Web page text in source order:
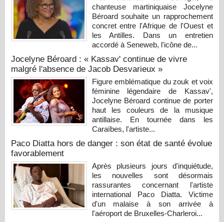
chanteuse martiniquaise Jocelyne
Béroard souhaite un rapprochement
concret entre l'Afrique de l'Ouest et
les Antilles. Dans un entretien
accordé à Seneweb, l'icône de...
Jocelyne Béroard : « Kassav' continue de vivre
malgré l'absence de Jacob Desvarieux »
Figure emblématique du zouk et voix
féminine légendaire de Kassav',
Jocelyne Béroard continue de porter
haut les couleurs de la musique
antillaise. En tournée dans les
Caraïbes, l'artiste...
Paco Diatta hors de danger : son état de santé évolue
favorablement
Après plusieurs jours d'inquiétude,
les nouvelles sont désormais
rassurantes concernant l'artiste
international Paco Diatta. Victime
d'un malaise à son arrivée à
l'aéroport de Bruxelles-Charleroi...